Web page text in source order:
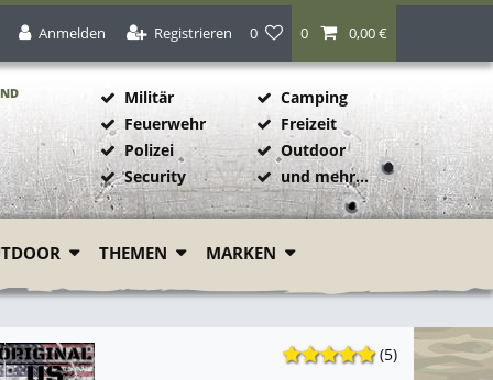
Anmelden Registrieren 0 0 0,00 €
Militär
Feuerwehr
Polizei
Security
Camping
Freizeit
Outdoor
und mehr...
THEMEN MARKEN
(5)